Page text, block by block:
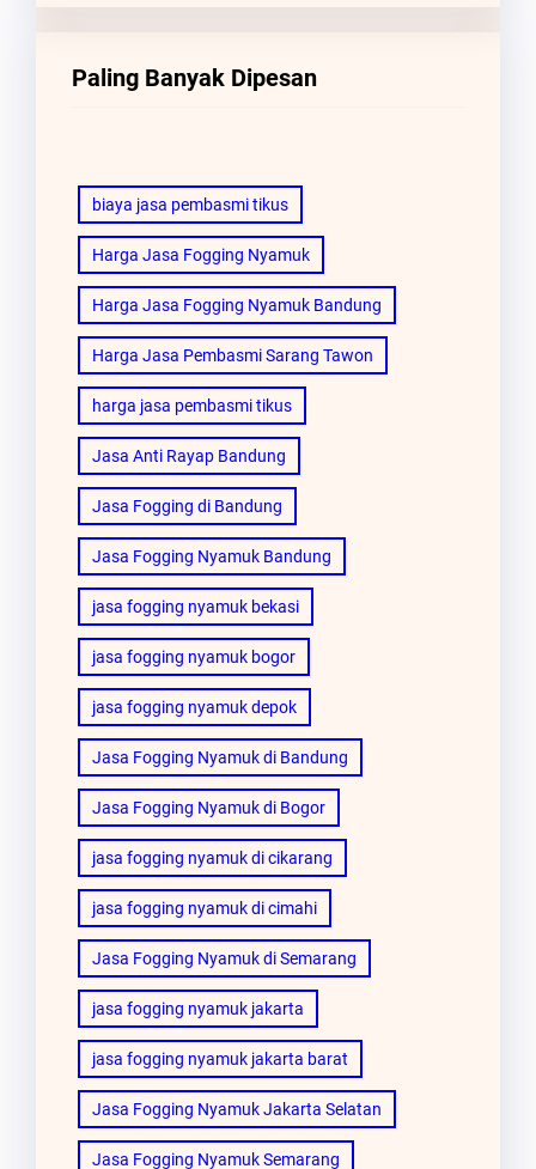
Paling Banyak Dipesan
biaya jasa pembasmi tikus
Harga Jasa Fogging Nyamuk
Harga Jasa Fogging Nyamuk Bandung
Harga Jasa Pembasmi Sarang Tawon
harga jasa pembasmi tikus
Jasa Anti Rayap Bandung
Jasa Fogging di Bandung
Jasa Fogging Nyamuk Bandung
jasa fogging nyamuk bekasi
jasa fogging nyamuk bogor
jasa fogging nyamuk depok
Jasa Fogging Nyamuk di Bandung
Jasa Fogging Nyamuk di Bogor
jasa fogging nyamuk di cikarang
jasa fogging nyamuk di cimahi
Jasa Fogging Nyamuk di Semarang
jasa fogging nyamuk jakarta
jasa fogging nyamuk jakarta barat
Jasa Fogging Nyamuk Jakarta Selatan
Jasa Fogging Nyamuk Semarang